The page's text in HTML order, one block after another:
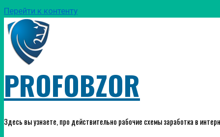
Перейти к контенту
PROFOBZOR
Здесь вы узнаете, про действительно рабочие схемы заработка в